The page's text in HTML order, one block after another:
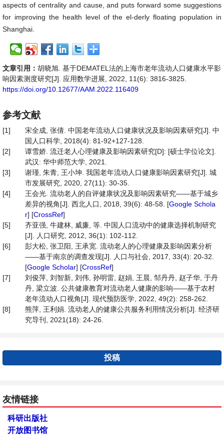
aspects of centrality and cause, and puts forward some suggestions
for improving the health level of the el-derly floating population in
Shanghai.
文章引用： 胡晓旭. 基于DEMATEL法的上海市老年流动人口健康水平影
响因素测度研究[J]. 应用数学进展, 2022, 11(6): 3816-3825.
https://doi.org/10.12677/AAM.2022.116409
参考文献
[1]
宋全成, 张倩. 中国老年流动人口健康状况及影响因素研究[J]. 中
国人口科学, 2018(4): 81-92+127-128.
[2]
谭雪娇. 流迁老人心理健康及影响因素研究[D]: [硕士学位论文].
武汉: 华中师范大学, 2021.
[3]
谢瑾, 朱青, 王小坤. 我国老年流动人口健康影响因素研究[J]. 城
市发展研究, 2020, 27(11): 30-35.
[4]
王会光. 流动老人的自评健康状况及影响因素研究——基于城乡
差异的视角[J]. 西北人口, 2018, 39(6): 48-58. [Google Schola
r] [CrossRef]
[5]
齐亚强, 牛建林, 威廉, 等. 中国人口流动中的健康选择机制研究
[J]. 人口研究, 2012, 36(1): 102-112.
[6]
彭大松, 张卫阳, 王承宽. 流动老人的心理健康及影响因素分析
——基于南京的调查发现[J]. 人口与社会, 2017, 33(4): 20-32.
[Google Scholar] [CrossRef]
[7]
刘俊萍, 刘智新, 刘伟, 孙明雷, 赵娟, 王晨, 邹丹丹, 赵子华, 于丹
丹, 梁立波. 公共健康教育对流动老人健康的影响——基于农村
老年流动人口视角[J]. 现代预防医学, 2022, 49(2): 258-262.
[8]
熊萍, 王利娟. 流动老人的健康公共服务利用情况分析[J]. 经济研
究导刊, 2021(18): 24-26.
投稿
友情链接
科研出版社
开放图书馆